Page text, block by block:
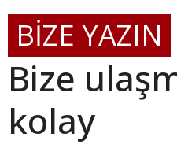
BİZE YAZIN
Bize
kolay